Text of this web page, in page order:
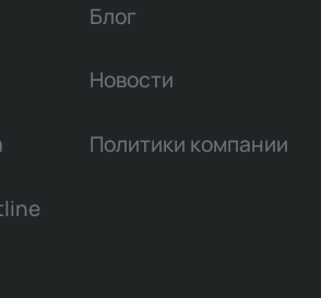
Блог
Новости
Политики компании